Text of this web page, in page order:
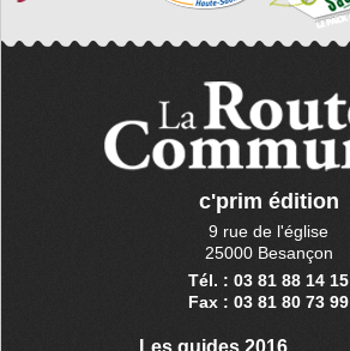
c'prim édition
9 rue de l'église
25000 Besançon
Tél. : 03 81 88 14 15
Fax : 03 81 80 73 99
Les guides 2016